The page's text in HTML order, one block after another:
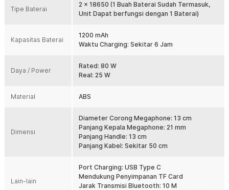
Salah satu yang menarik dari pengeras suara genggam yang satu
ini adalah dapat merekam dengan durasi maksimal hingga 180
keliling, menggunakan alat yang satu ini dapat membantu usaha
Anda dengan memutar ulang kalimat promosi yang mengundang
Material Kualitas Terbaik
Terbuat dari material ABS dengan kualitas terbaik yang dijamin tidak
suara genggam ini untuk beragam kegiatan selain menjadi
Baterai Bisa Diisi Ulang
Pengeras suara ini sudah dilengkapi sebuah baterai 18650 yang
bisa diisi ulang. Meski memiliki dua slot baterai, uniknya Toa ini bisa
Anda ingin memperpanjang masa pakai, bisa menggunakan dua
Tipe Baterai
2 x 18650 (1 Buah Baterai Sudah Termasuk,
Unit Dapat berfungsi dengan 1 Baterai)
Kapasitas Baterai
1200 mAh
Waktu Charging: Sekitar 6 Jam
Daya / Power
Rated: 80 W
Real: 25 W
Material ABS
Dimensi
Diameter Corong Megaphone: 13 cm
Panjang Kepala Megaphone: 21 mm
Panjang Handle: 13 cm
Panjang Kabel: Sekitar 50 cm
Lain-lain
Port Charging: USB Type C
Mendukung Penyimpanan TF Card
Jarak Transmisi Bluetooth: 10 M